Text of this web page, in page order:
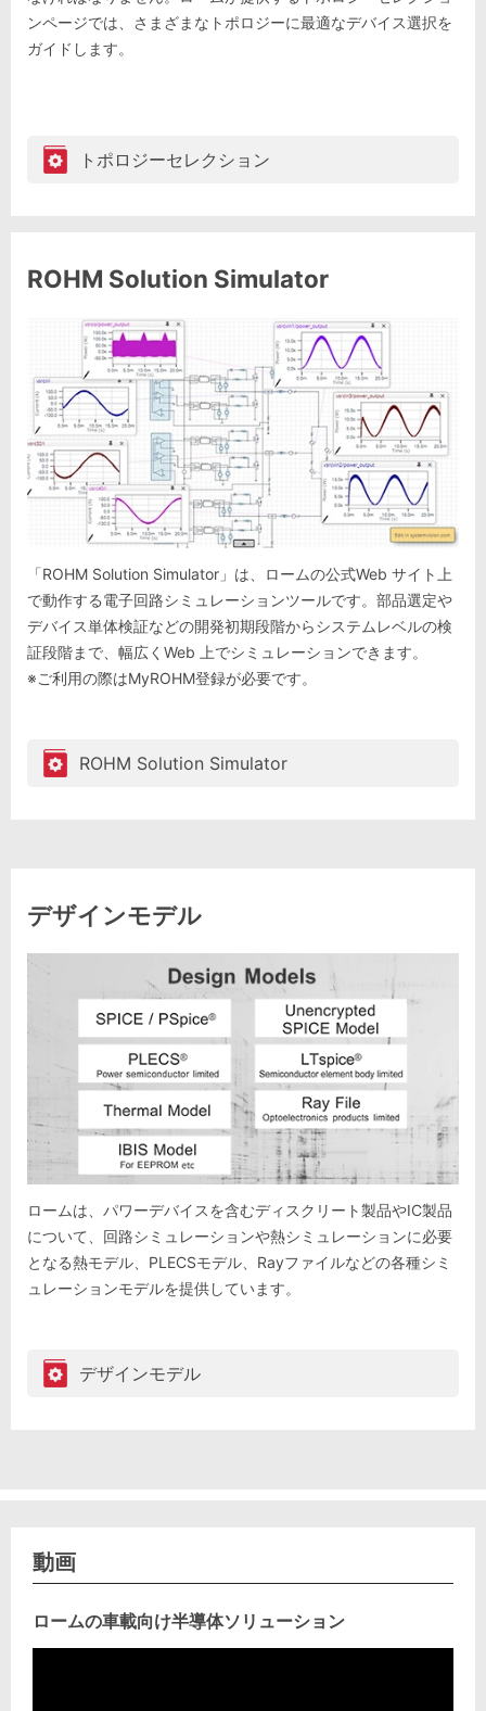
ンページでは、さまざまなトポロジーに最適なデバイス選択を
ガイドします。
トポロジーセレクション
ROHM Solution Simulator
「ROHM Solution Simulator」は、ロームの公式Web サイト上
で動作する電子回路シミュレーションツールです。部品選定や
デバイス単体検証などの開発初期段階からシステムレベルの検
証段階まで、幅広くWeb 上でシミュレーションできます。
※ご利用の際はMyROHM登録が必要です。
ROHM Solution Simulator
デザインモデル
ロームは、パワーデバイスを含むディスクリート製品やIC製品
について、回路シミュレーションや熱シミュレーションに必要
となる熱モデル、PLECSモデル、Rayファイルなどの各種シミ
ュレーションモデルを提供しています。
デザインモデル
動画
ロームの車載向け半導体ソリューション